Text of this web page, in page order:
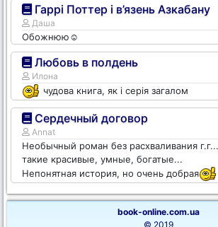
Гаррі Поттер і в’язень Азкабану
Даша
Обожнюю☺️
Любовь в полдень
Илона
чудова книга, як і серія загалом
Сердечный договор
Annat
Необычный роман без расхваливания
такие красивые, умные, богатые...
Непонятная история, но очень добрая
book-online.com.ua
© 2019